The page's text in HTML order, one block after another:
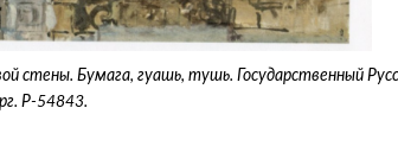
стены. Бумага, гуашь, тушь. Государственный
Р-54843.